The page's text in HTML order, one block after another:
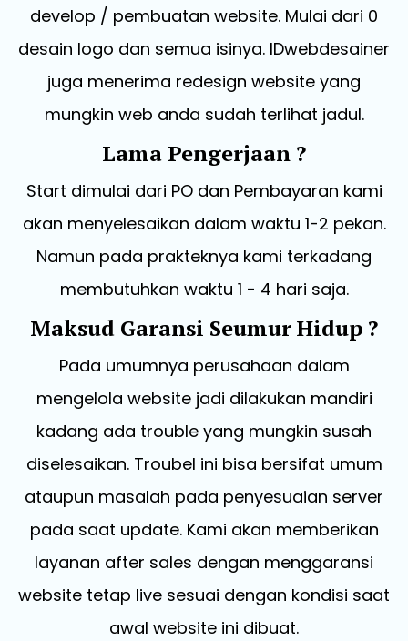
develop / pembuatan website. Mulai dari 0
desain logo dan semua isinya. IDwebdesainer
juga menerima redesign website yang
mungkin web anda sudah terlihat jadul.
Lama Pengerjaan ?
Start dimulai dari PO dan Pembayaran kami
akan menyelesaikan dalam waktu 1-2 pekan.
Namun pada prakteknya kami terkadang
membutuhkan waktu 1 - 4 hari saja.
Maksud Garansi Seumur Hidup ?
Pada umumnya perusahaan dalam
mengelola website jadi dilakukan mandiri
kadang ada trouble yang mungkin susah
diselesaikan. Troubel ini bisa bersifat umum
ataupun masalah pada penyesuaian server
pada saat update. Kami akan memberikan
layanan after sales dengan menggaransi
website tetap live sesuai dengan kondisi saat
awal website ini dibuat.